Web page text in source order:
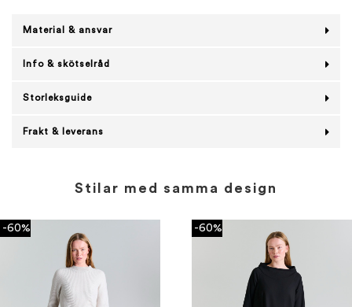
Material & ansvar
Info & skötselråd
Storleksguide
Frakt & leverans
Stilar med samma design
-60% -60%